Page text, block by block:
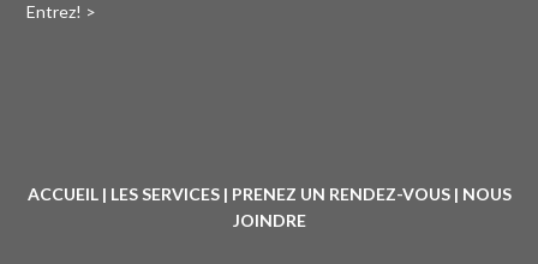
Entrez! >
ACCUEIL| LES SERVICES| PRENEZ UN RENDEZ-VOUS| NOUS
JOINDRE